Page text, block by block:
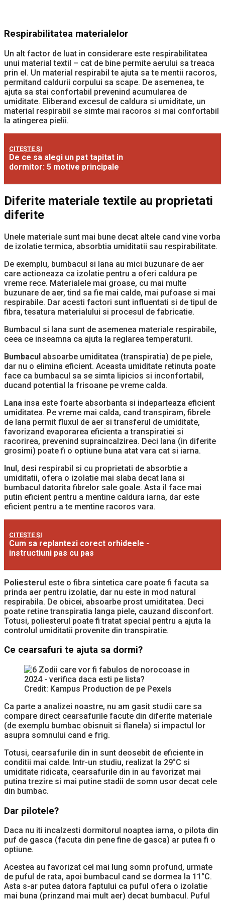
Respirabilitatea materialelor
Un alt factor de luat in considerare este respirabilitatea
unui material textil – cat de bine permite aerului sa treaca
prin el. Un material respirabil te ajuta sa te mentii racoros,
permitand caldurii corpului sa scape. De asemenea, te
ajuta sa stai confortabil prevenind acumularea de
umiditate. Eliberand excesul de caldura si umiditate, un
material respirabil se simte mai racoros si mai confortabil
la atingerea pielii.
CITEȘTE ȘI
De ce sa alegi un pat tapitat in
dormitor: 5 motive principale
Diferite materiale textile au proprietati
diferite
Unele materiale sunt mai bune decat altele cand vine vorba
de izolatie termica, absorbtia umiditatii sau respirabilitate.
De exemplu, bumbacul si lana au mici buzunare de aer
care actioneaza ca izolatie pentru a oferi caldura pe
vreme rece. Materialele mai groase, cu mai multe
buzunare de aer, tind sa fie mai calde, mai pufoase si mai
respirabile. Dar acesti factori sunt influentati si de tipul de
fibra, tesatura materialului si procesul de fabricatie.
Bumbacul si lana sunt de asemenea materiale respirabile,
ceea ce inseamna ca ajuta la reglarea temperaturii.
Bumbacul absoarbe umiditatea (transpiratia) de pe piele,
dar nu o elimina eficient. Aceasta umiditate retinuta poate
face ca bumbacul sa se simta lipicios si inconfortabil,
ducand potential la frisoane pe vreme calda.
Lana insa este foarte absorbanta si indeparteaza eficient
umiditatea. Pe vreme mai calda, cand transpiram, fibrele
de lana permit fluxul de aer si transferul de umiditate,
favorizand evaporarea eficienta a transpiratiei si
racorirea, prevenind supraincalzirea. Deci lana (in diferite
grosimi) poate fi o optiune buna atat vara cat si iarna.
Inul, desi respirabil si cu proprietati de absorbtie a
umiditatii, ofera o izolatie mai slaba decat lana si
bumbacul datorita fibrelor sale goale. Asta il face mai
putin eficient pentru a mentine caldura iarna, dar este
eficient pentru a te mentine racoros vara.
CITEȘTE ȘI
Cum sa replantezi corect orhideele -
instructiuni pas cu pas
Poliesterul este o fibra sintetica care poate fi facuta sa
prinda aer pentru izolatie, dar nu este in mod natural
respirabila. De obicei, absoarbe prost umiditatea. Deci
poate retine transpiratia langa piele, cauzand disconfort.
Totusi, poliesterul poate fi tratat special pentru a ajuta la
controlul umiditatii provenite din transpiratie.
Ce cearsafuri te ajuta sa dormi?
Credit: Kampus Production de pe Pexels
Ca parte a analizei noastre, nu am gasit studii care sa
compare direct cearsafurile facute din diferite materiale
(de exemplu bumbac obisnuit si flanela) si impactul lor
asupra somnului cand e frig.
Totusi, cearsafurile din in sunt deosebit de eficiente in
conditii mai calde. Intr-un studiu, realizat la 29°C si
umiditate ridicata, cearsafurile din in au favorizat mai
putina trezire si mai putine stadii de somn usor decat cele
din bumbac.
Dar pilotele?
Daca nu iti incalzesti dormitorul noaptea iarna, o pilota din
puf de gasca (facuta din pene fine de gasca) ar putea fi o
optiune.
Acestea au favorizat cel mai lung somn profund, urmate
de puful de rata, apoi bumbacul cand se dormea la 11°C.
Asta s-ar putea datora faptului ca puful ofera o izolatie
mai buna (prinzand mai mult aer) decat bumbacul. Puful